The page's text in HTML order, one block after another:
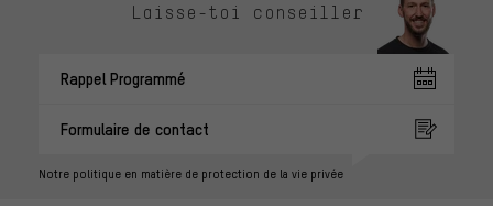
Laisse-toi conseiller
Rappel Programmé
Formulaire de contact
Notre politique en matière de protection de la vie privée